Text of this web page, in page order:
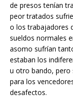
de presos tenían
peor tratados
o los trabajadores
sueldos normales
asomo sufrían
estaban los
u otro bando, pero
para los
desafectos.